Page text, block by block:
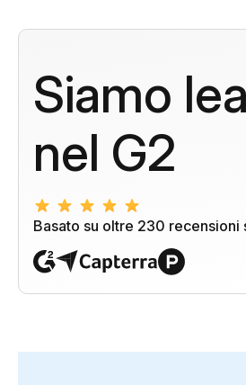
Siamo
nel G2
Basato su oltre 230 recensioni